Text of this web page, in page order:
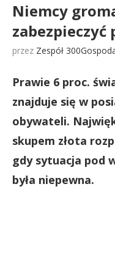
Niemcy
przez Zespół
Prawie 6 proc.
znajduje się w
obywateli.
skupem złota
gdy sytuacja pod
była niepewna.